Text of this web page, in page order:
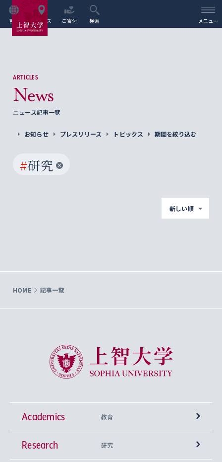
言語 アクセス ご寄付 検索 メニュー
ARTICLES
News
ニュース記事一覧
お知らせ プレスリリース トピックス 期間を絞り込む
#研究
新しい順
HOME 記事一覧
上智大学 Sophia University
Academics 教育
学部
Research 研究